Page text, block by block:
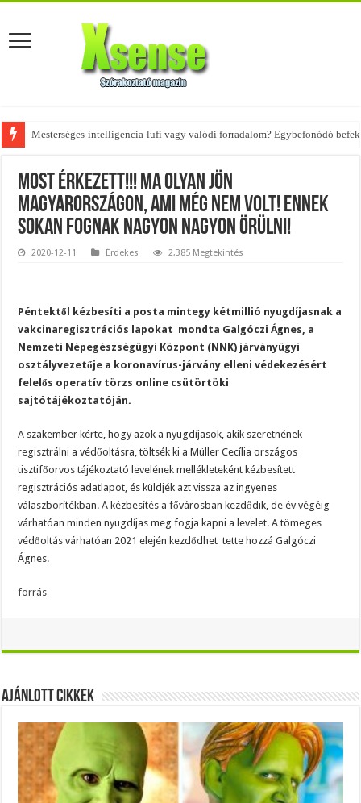
Mesterséges-intelligencia-lufi vagy valódi forradalom? Egybefonódó
Az övtáskák továbbra is trendik – nézd meg, milyen stílusokhoz illenek!
Most érkezett!!! MA OLYAN JÖN
MAGYARORSZÁGON, ami még nem volt! Ennek
sokan fognak nagyon nagyon ÖRÜLNI!
2020-12-11 Érdekes 2,385 Megtekintés
Péntektől kézbesíti a posta mintegy kétmillió nyugdíjasnak a
vakcinaregisztrációs lapokat  mondta Galgóczi Ágnes, a
Nemzeti Népegészségügyi Központ (NNK) járványügyi
osztályvezetője a koronavírus-járvány elleni védekezésért
felelős operatív törzs online csütörtöki
sajtótájékoztatóján.
A szakember kérte, hogy azok a nyugdíjasok, akik szeretnének
regisztrálni a védőoltásra, töltsék ki a Müller Cecília országos
tisztifőorvos tájékoztató levelének mellékleteként kézbesített
regisztrációs adatlapot, és küldjék azt vissza az ingyenes
válaszborítékban. A kézbesítés a fővárosban kezdődik, de év végéig
várhatóan minden nyugdíjas meg fogja kapni a levelet. A tömeges
védőoltás várhatóan 2021 elején kezdődhet  tette hozzá Galgóczi
Ágnes.
forrás
Ajánlott Cikkek